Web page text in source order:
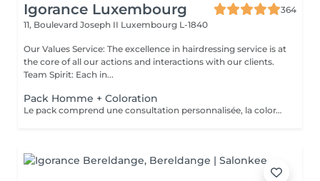
Igorance Luxembourg
364
11, Boulevard Joseph II Luxembourg L-1840
Our Values Service: The excellence in hairdressing service is at
the core of all our actions and interactions with our clients.
Team Spirit: Each in...
Pack Homme + Coloration
Le pack comprend une consultation personnalisée, la coloration avec les produits LOREAL PROFESSIONNEL , shampooing et conditionneur spécifiques REDKEN , la coupe IGORANCE ( finitions sur cheveux secs) , les produits de styling REDKEN * Tarifs à titre indicatifs à confirmer après la consultation personnalisée établit auprès de votre coiffeur/stylist/spécialiste * La direction se réserve le droit d’apporter des modifications pour le bon fonctionnement du salon